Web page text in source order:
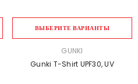
ВЫБЕРИТЕ ВАРИАНТЫ
GUNKI
Gunki T-Shirt UPF30, UV